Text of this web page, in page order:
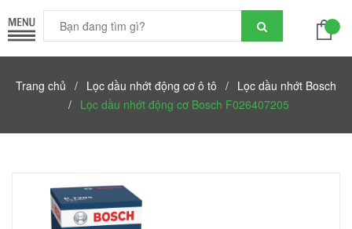
Trang chủ / Lọc dầu nhớt động cơ ô tô / Lọc dầu nhớt Bosch
/ Lọc dầu nhớt động cơ Bosch F026407205